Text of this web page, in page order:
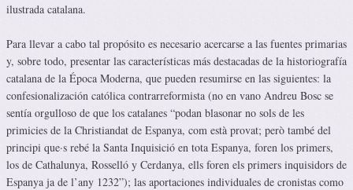
ilustrada catalana.
Para llevar a cabo tal propósito es necesario acercarse a las fuentes primarias
y, sobre todo, presentar las características más destacadas de la historiografía
catalana de la Época Moderna, que pueden resumirse en las siguientes: la
confesionalización católica contrarreformista (no en vano Andreu Bosc se
sentía orgulloso de que los catalanes “podan blasonar no sols de les
primicies de la Christiandat de Espanya, com està provat; però també del
principi que·s rebé la Santa Inquisició en tota Espanya, foren los primers,
los de Cathalunya, Rosselló y Cerdanya, ells foren els primers inquisidors de
Espanya ja de l’any 1232”); las aportaciones individuales de cronistas como